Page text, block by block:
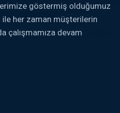
göstermiş olduğumuz
her zaman müşterilerin
çalışmamıza devam